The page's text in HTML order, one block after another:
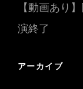
【動画あり
演終了
アーカイブ